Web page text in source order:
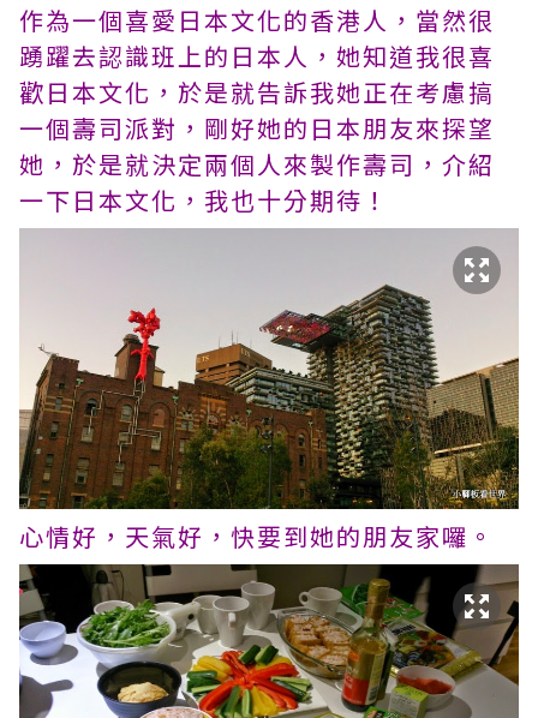
作為一個喜愛日本文化的香港人，當然很
踴躍去認識班上的日本人，她知道我很喜
歡日本文化，於是就告訴我她正在考慮搞
一個壽司派對，剛好她的日本朋友來探望
她，於是就決定兩個人來製作壽司，介紹
一下日本文化，我也十分期待！
心情好，天氣好，快要到她的朋友家囉。